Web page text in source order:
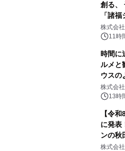
創る、
「諸
(日)開
株式会
11時
時間に
ルメと
ウスの
サウナ
得な素
株式会
13時
【令
に発表
ンの秋
秋田犬
株式会